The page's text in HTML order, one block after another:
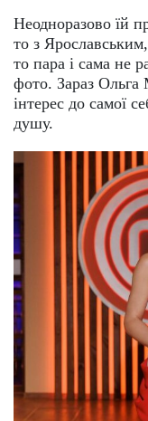
Неодноразово їй
то з
то пара і сама не
фото. Зараз Ольга
інтерес до самої
душу.